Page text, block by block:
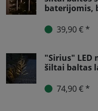
baterijomis,
39,90 € *
"Sirius" LED
šiltai baltas
74,90 € *